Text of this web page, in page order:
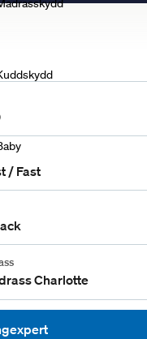
/ Fast
Charlotte